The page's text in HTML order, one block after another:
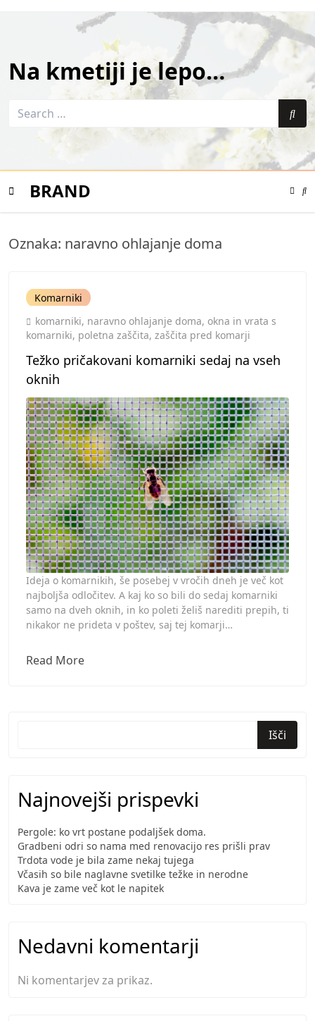
Na kmetiji je lepo…
Search
Toggle
BRAND
Color
Oznaka: naravno ohlajanje doma
Komarniki
komarniki, naravno ohlajanje doma, okna in vrata s
komarniki, poletna zaščita, zaščita pred komarji
Težko pričakovani komarniki sedaj na vseh
oknih
Ideja o komarnikih, še posebej v vročih dneh je več kot
najboljša odločitev. A kaj ko so bili do sedaj komarniki
samo na dveh oknih, in ko poleti želiš narediti prepih, ti
nikakor ne prideta v poštev, saj tej komarji…
Read MoreTežko
Išči
Najnovejši prispevki
Pergole: ko vrt postane podaljšek doma.
Gradbeni odri so nama med renovacijo res prišli prav
Trdota vode je bila zame nekaj tujega
Včasih so bile naglavne svetilke težke in nerodne
Kava je zame več kot le napitek
Nedavni komentarji
Ni komentarjev za prikaz.